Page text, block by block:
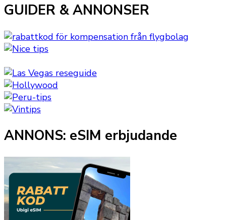
GUIDER & ANNONSER
ANNONS: eSIM erbjudande